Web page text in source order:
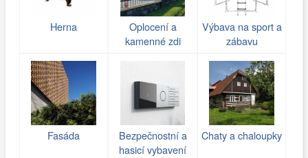
Herna
Oplocení a
kamenné zdi
Výbava na sport a
zábavu
Fasáda
Bezpečnostní a
hasicí vybavení
Chaty a chaloupky